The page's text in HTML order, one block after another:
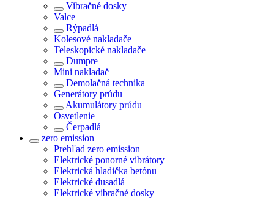
Vibračné dosky
Valce
Rýpadlá
Kolesové nakladače
Teleskopické nakladače
Dumpre
Mini nakladač
Demolačná technika
Generátory prúdu
Akumulátory prúdu
Osvetlenie
Čerpadlá
zero emission
Prehľad zero emission
Elektrické ponorné vibrátory
Elektrická hladička betónu
Elektrické dusadlá
Elektrické vibračné dosky